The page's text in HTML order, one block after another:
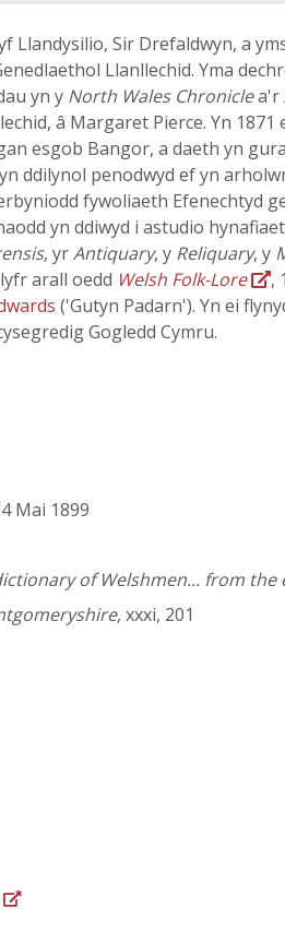
Llandysilio, Sir Drefaldwyn, a
Llanllechid. Yma
yn y North Wales Chroniclea'r
â Margaret Pierce. Yn
esgob Bangor, a daeth yn
ddilynol penodwyd ef yn
fywoliaeth Efenechtyd
yn ddiwyd i astudio
, yrAntiquary, y Reliquary, y
arall oedd Welsh Folk-Lore
,
('Gutyn Padarn'). Yn ei
Gogledd Cymru.
Mai 1899
of Welshmen... from
, xxxi, 201